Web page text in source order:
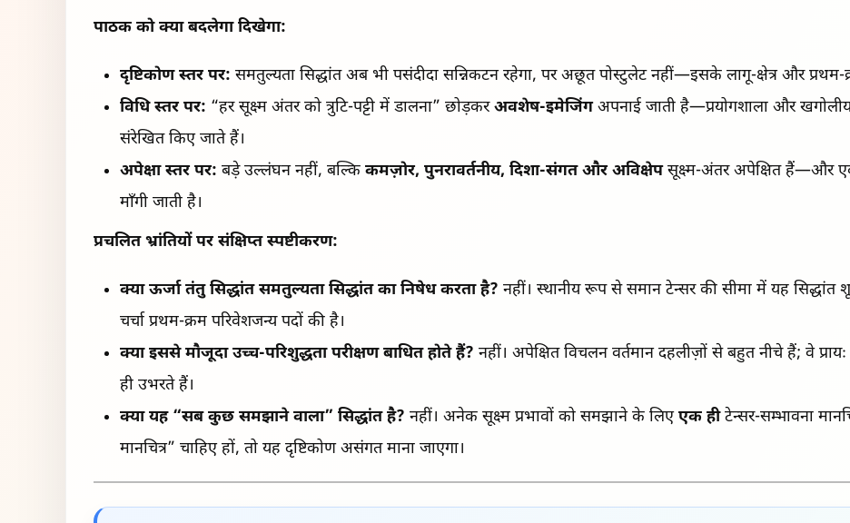
पाठक को क्या बदलेगा दिखेगा:
दृष्टिकोण स्तर पर: समतुल्यता सिद्धांत अब भी पसंदीदा सन्निकटन रहेगा, पर अछूत पोस्टुलेट नहीं—इसके लागू-क्षेत्र और प्रथम-
विधि स्तर पर: “हर सूक्ष्म अंतर को त्रुटि-पट्टी में डालना” छोड़करअवशेष-इमेजिंगअपनाई जाती है—प्रयोगशाला और
संरेखित किए जाते हैं।
अपेक्षा स्तर पर: बड़े उल्लंघन नहीं, बल्किकमज़ोर, पुनरावर्तनीय, दिशा-संगत और अविक्षेपसूक्ष्म-अंतर अपेक्षित हैं—और एक
माँगी जाती है।
प्रचलित भ्रांतियों पर संक्षिप्त स्पष्टीकरण:
क्या ऊर्जा तंतु सिद्धांत समतुल्यता सिद्धांत का निषेध करता है? नहीं। स्थानीय रूप से समान टेन्सर की सीमा में यह सिद्धांत
चर्चा प्रथम-क्रम परिवेशजन्य पदों की है।
क्या इससे मौजूदा उच्च-परिशुद्धता परीक्षण बाधित होते हैं? नहीं। अपेक्षित विचलन वर्तमान दहलीज़ों से बहुत नीचे हैं; वे
ही उभरते हैं।
क्या यह “सब कुछ समझाने वाला” सिद्धांत है? नहीं। अनेक सूक्ष्म प्रभावों को समझाने के लिएएक हीटेन्सर-सम्भावना
मानचित्र” चाहिए हों, तो यह दृष्टिकोण असंगत माना जाएगा।